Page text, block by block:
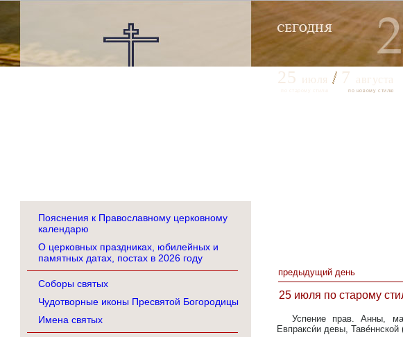
Пояснения к Православному церковному
календарю
О церковных праздниках, юбилейных и
памятных датах, постах в 2026 году
Соборы святых
Чудотворные иконы Пресвятой Богородицы
Имена святых
предыдущий день
25 июля по старому
Успение прав. Анны,
Евпракси́и девы,
25 июля 7 августа
по старому стилю по новому стилю